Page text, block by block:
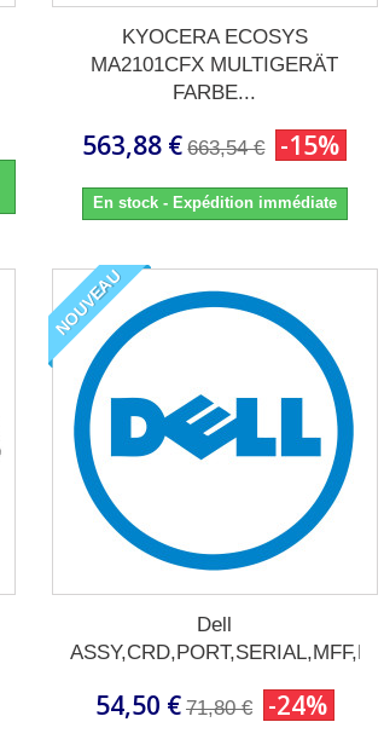
KYOCERA ECOSYS
MA2101CFX MULTIGERÄT
FARBE...
563,88 € 663,54 € -15%
En stock - Expédition immédiate
NOUVEAU
Dell
ASSY,CRD,PORT,SERIAL,MFF,D14
54,50 € 71,80 € -24%